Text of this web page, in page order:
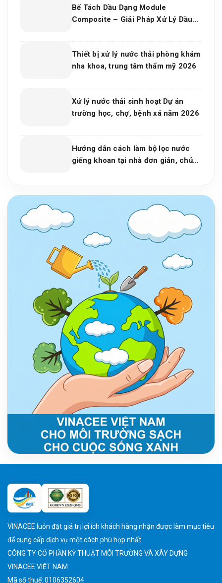
Bể Tách Dầu Dạng Module
Composite – Giải Pháp Xử Lý Dầu
Thiết bị xử lý nước thải phòng khám
nha khoa, trung tâm thẩm mỹ 2026
Xử lý nước thải sinh hoạt Dự án
trường học, chợ, bệnh xá năm 2026
Hướng dẫn cách làm bộ lọc nước
giếng khoan tại nhà đơn giản, chủ
VINACEE luôn đặt giá trị lợi ích khách hàng nhận được làm mục tiêu
để cung cấp dịch vụ một cách phù hợp nhất
CÔNG TY CỔ PHẦN KỸ THUẬT MÔI TRƯỜNG VÀ XÂY DỰNG
VINACEE VIỆT NAM
Mã số thuế: 0106352604